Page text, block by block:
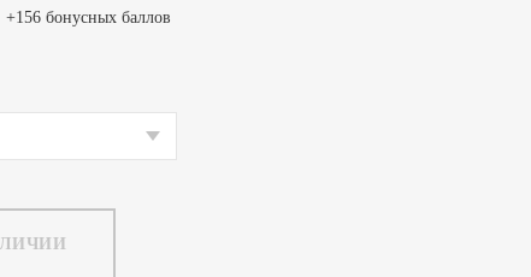
+156 бонусных баллов